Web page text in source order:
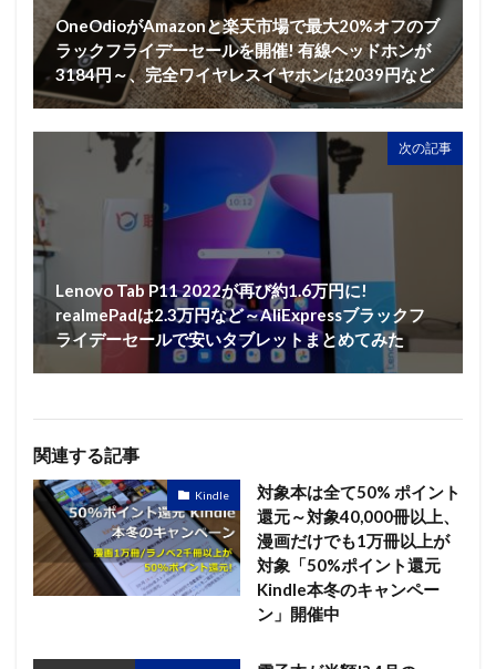
OneOdioがAmazonと楽天市場で最大20%オフのブ
ラックフライデーセールを開催! 有線ヘッドホンが
3184円～、完全ワイヤレスイヤホンは2039円など
次の記事
Lenovo Tab P11 2022が再び約1.6万円に!
realmePadは2.3万円など～AliExpressブラックフ
ライデーセールで安いタブレットまとめてみた
関連する記事
Kindle
対象本は全て50% ポイント
還元～対象40,000冊以上、
漫画だけでも1万冊以上が
対象「50%ポイント還元
Kindle本冬のキャンペー
ン」開催中